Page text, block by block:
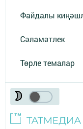
Файдалы
Сәламәтлек
Төрле темалар